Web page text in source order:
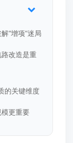
“增项”迷局
改造是重
的关键维度
更重要